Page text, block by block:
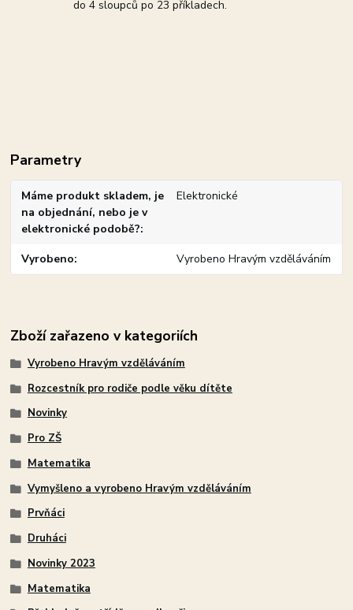
do 4 sloupců po 23 příkladech.
Parametry
Máme produkt skladem, je
na objednání, nebo je v
elektronické podobě?
Elektronické
Vyrobeno Vyrobeno Hravým vzděláváním
Zboží zařazeno v kategoriích
Vyrobeno Hravým vzděláváním
Rozcestník pro rodiče podle věku dítěte
Novinky
Pro ZŠ
Matematika
Vymyšleno a vyrobeno Hravým vzděláváním
Prvňáci
Druháci
Novinky 2023
Matematika